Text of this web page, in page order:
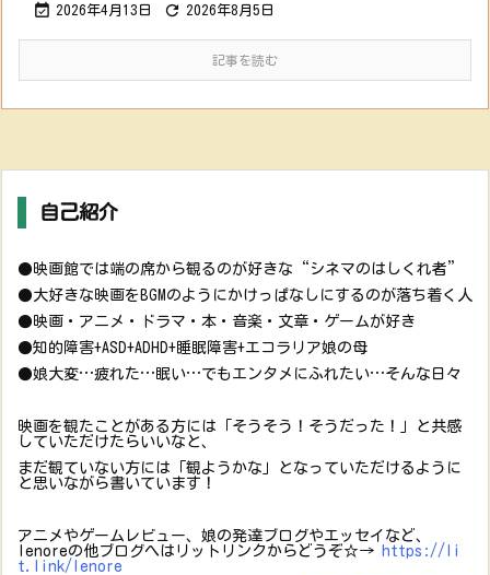
 2026年4月13日  2026年8月5日
記事を読む
自己紹介
●映画館では端の席から観るのが好きな“シネマのはしくれ者”
●大好きな映画をBGMのようにかけっぱなしにするのが落ち着く人
●映画・アニメ・ドラマ・本・音楽・文章・ゲームが好き
●知的障害+ASD+ADHD+睡眠障害+エコラリア娘の母
●娘大変…疲れた…眠い…でもエンタメにふれたい…そんな日々
映画を観たことがある方には「そうそう！そうだった！」と共感
していただけたらいいなと、
まだ観ていない方には「観ようかな」となっていただけるように
と思いながら書いています！
アニメやゲームレビュー、娘の発達ブログやエッセイなど、
lenoreの他ブログへはリットリンクからどうぞ☆→
https://li
t.link/lenore